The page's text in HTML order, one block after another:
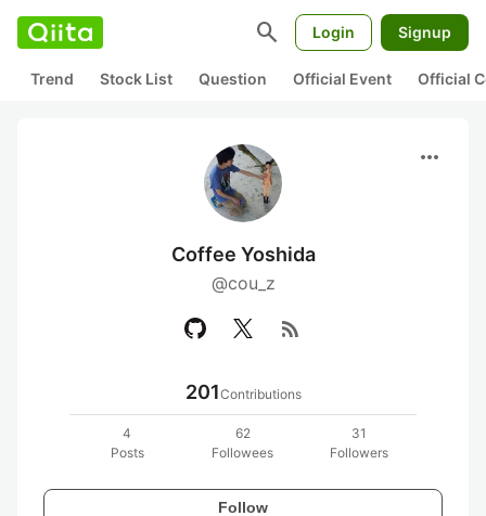
search Login Signup
Trend Stock List Question Official Event Official
more_horiz
Coffee Yoshida
@cou_z
rss_feed
201Contributions
4
Posts
62
Followees
31
Followers
Follow